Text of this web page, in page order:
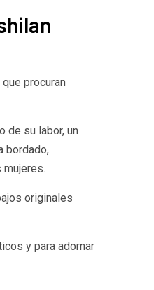
procuran
de su labor, un
bordado,
originales
y para adornar